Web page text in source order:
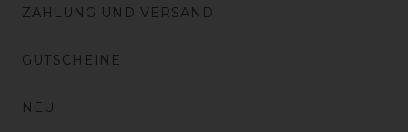
ZAHLUNG UND VERSAND
GUTSCHEINE
NEU